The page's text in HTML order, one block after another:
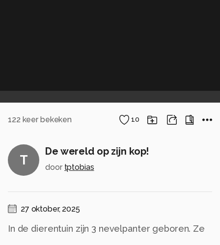
122 keer bekeken 10
T
De wereld op zijn kop!
door tptobias
27 oktober, 2025
In de dierentuin zijn 3 nevelpanter geboren. Ze